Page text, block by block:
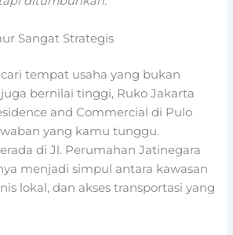
Sangat Strategis
tempat usaha yang bukan
bernilai tinggi, Ruko Jakarta
and Commercial di Pulo
yang kamu tunggu.
di Jl. Perumahan Jatinegara
menjadi simpul antara kawasan
lokal, dan akses transportasi yang